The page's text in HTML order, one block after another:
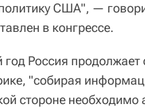
США", —
в конгрессе.
Россия продолжает
"собирая
стороне необходимо